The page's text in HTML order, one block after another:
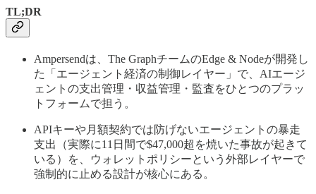
TL;DR
Ampersendは、The GraphチームのEdge & Nodeが開発し
た「エージェント経済の制御レイヤー」で、AIエージ
ェントの支出管理・収益管理・監査をひとつのプラッ
トフォームで担う。
APIキーや月額契約では防げないエージェントの暴走
支出（実際に11日間で$47,000超を焼いた事故が起きて
いる）を、ウォレットポリシーという外部レイヤーで
強制的に止める設計が核心にある。